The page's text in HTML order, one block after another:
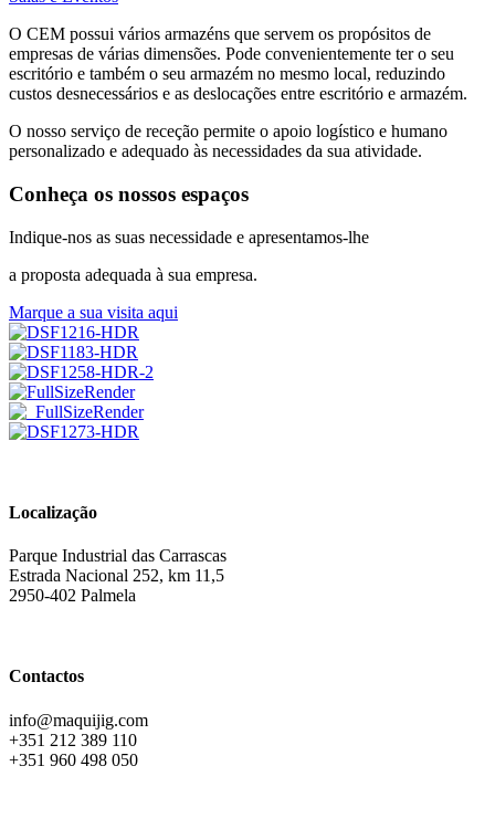
O CEM possui vários armazéns que servem os propósitos de
empresas de várias dimensões. Pode convenientemente ter o seu
escritório e também o seu armazém no mesmo local, reduzindo
custos desnecessários e as deslocações entre escritório e armazém.
O nosso serviço de receção permite o apoio logístico e humano
personalizado e adequado às necessidades da sua atividade.
Conheça os nossos espaços
Indique-nos as suas necessidade e apresentamos-lhe
a proposta adequada à sua empresa.
Marque a sua visita aqui
Localização
Parque Industrial das Carrascas
Estrada Nacional 252, km 11,5
2950-402 Palmela
Contactos
info@maquijig.com
+351 212 389 110
+351 960 498 050